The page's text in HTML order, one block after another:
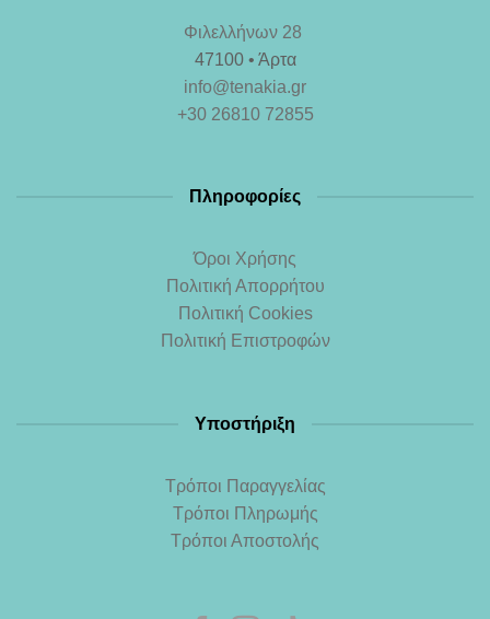
Φιλελλήνων 28
47100 • Άρτα
info@tenakia.gr
+30 26810 72855
Πληροφορίες
Όροι Χρήσης
Πολιτική Απορρήτου
Πολιτική Cookies
Πολιτική Επιστροφών
Υποστήριξη
Τρόποι Παραγγελίας
Τρόποι Πληρωμής
Τρόποι Αποστολής